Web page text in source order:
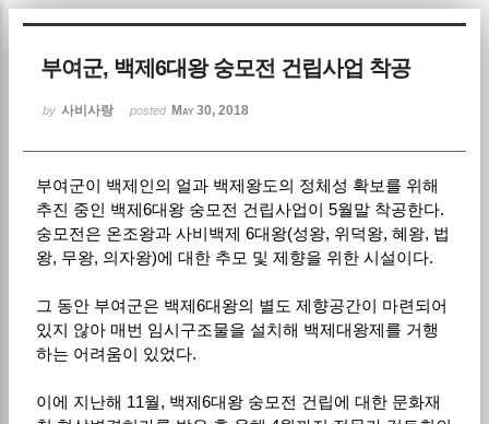
부여군, 백제6대왕 숭모전 건립사업 착공
by 사비사랑 posted May 30, 2018
부여군이 백제인의 얼과 백제왕도의 정체성 확보를 위해
추진 중인 백제6대왕 숭모전 건립사업이 5월말 착공한다.
숭모전은 온조왕과 사비백제 6대왕(성왕, 위덕왕, 혜왕, 법
왕, 무왕, 의자왕)에 대한 추모 및 제향을 위한 시설이다.
그 동안 부여군은 백제6대왕의 별도 제향공간이 마련되어
있지 않아 매번 임시구조물을 설치해 백제대왕제를 거행
하는 어려움이 있었다.
이에 지난해 11월, 백제6대왕 숭모전 건립에 대한 문화재
Sketchbook5, 스케치북5
Sketchbook5, 스케치북5